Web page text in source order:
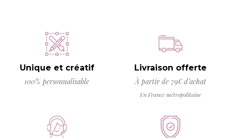
Unique et créatif
100% personnalisable
Livraison offerte
À partir de 79€ d’achat
En France métropolitaine